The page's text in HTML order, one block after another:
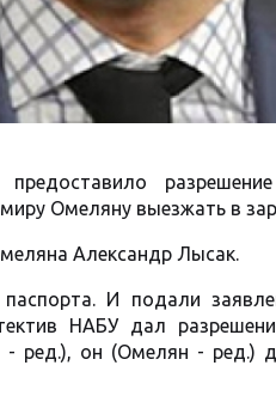
Омеляну выезжать в
Александр Лысак.
И подали
НАБУ дал
- ред.), он (Омелян - ред.)